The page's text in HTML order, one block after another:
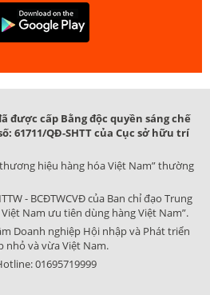
được cấp Bằng độc quyền sáng chế
61711/QĐ-SHTT của Cục sở hữu trí
hiệu hàng hóa Việt Nam” thường
- BCĐTWCVĐ của Ban chỉ đạo Trung
Nam ưu tiên dùng hàng Việt Nam”.
Doanh nghiệp Hội nhập và Phát triển
nhỏ và vừa Việt Nam.
01695719999